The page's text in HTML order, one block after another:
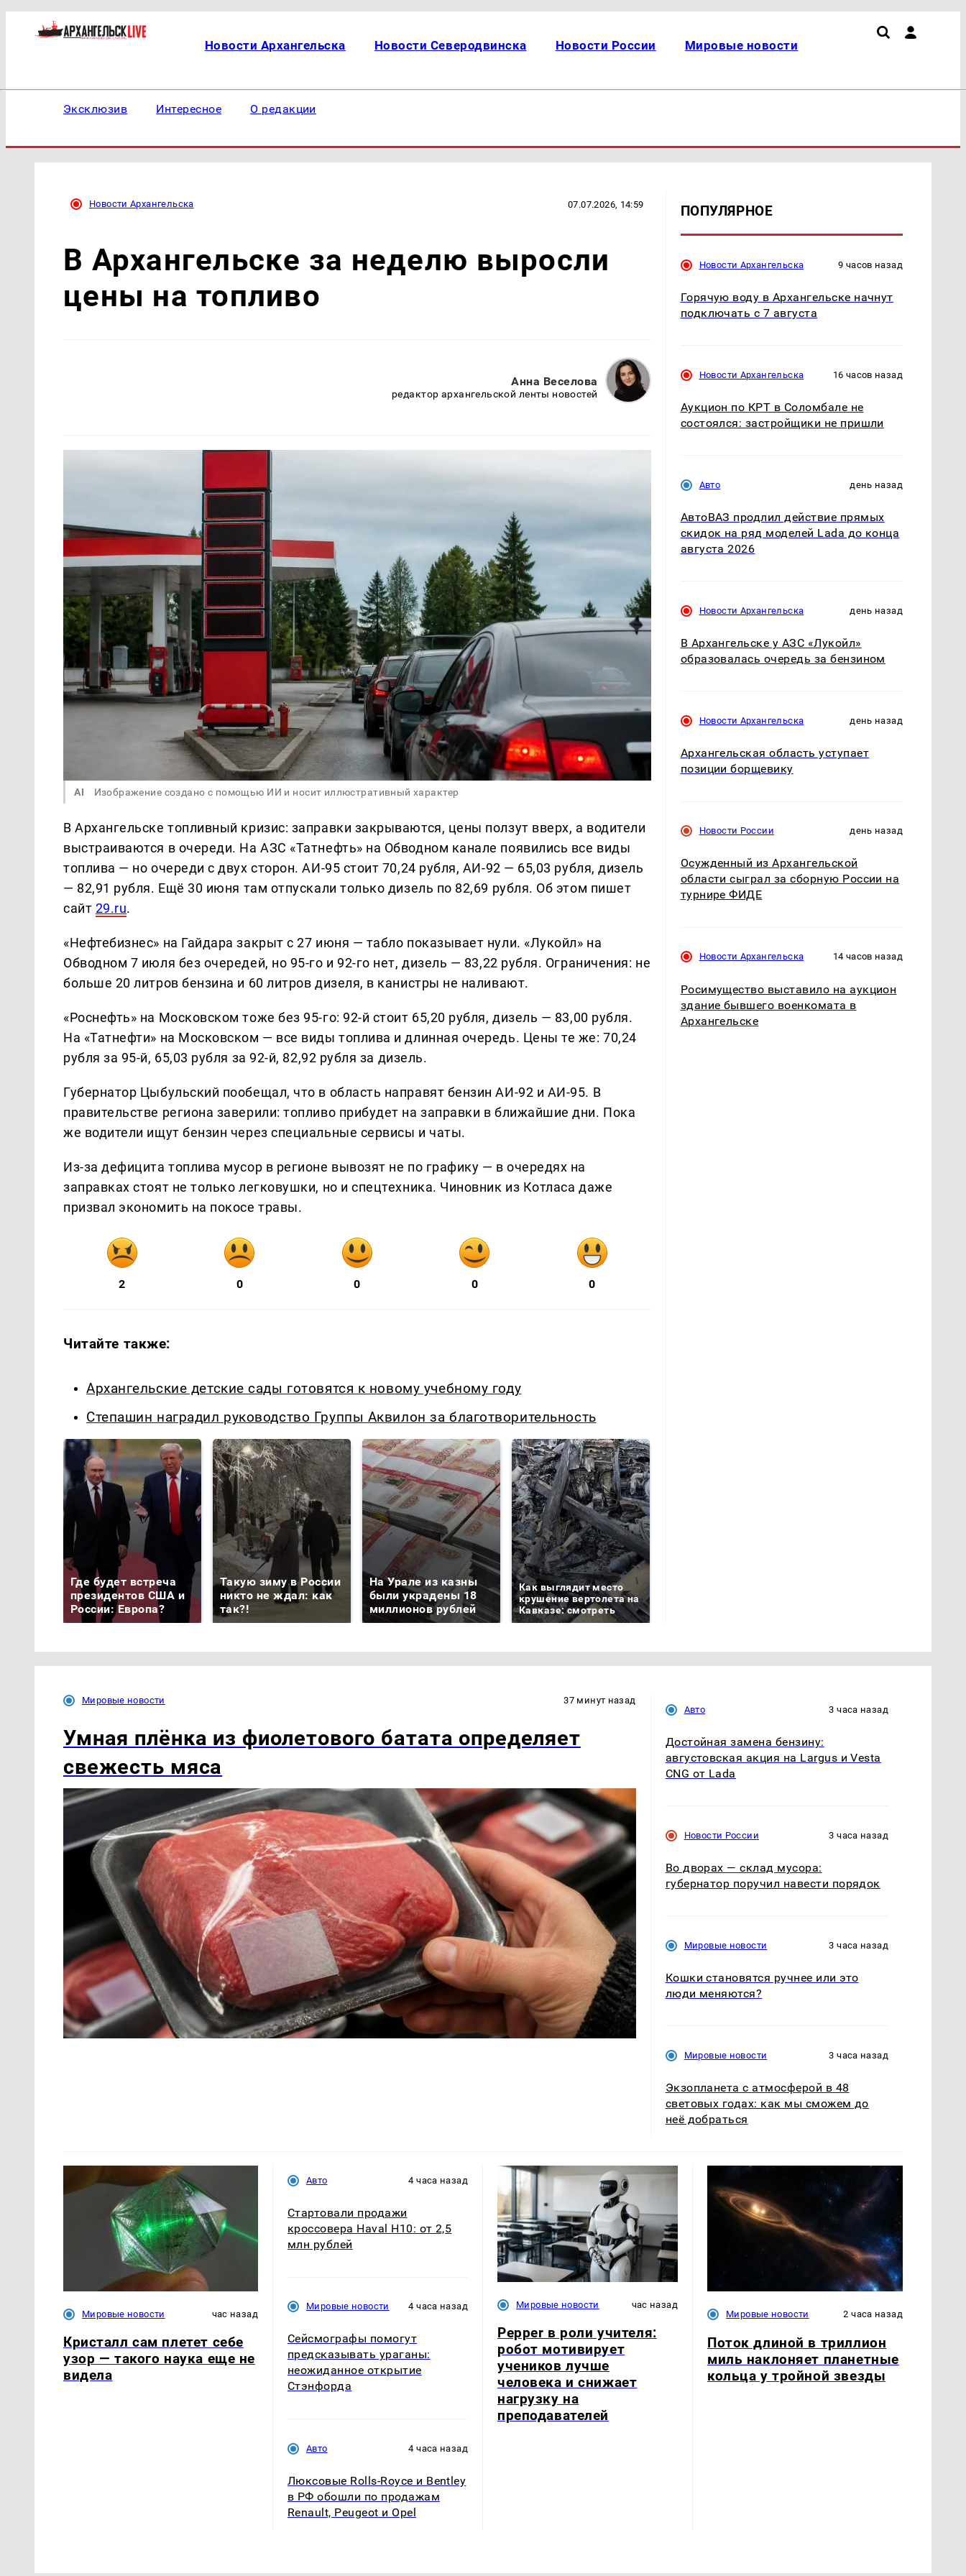
Новости Архангельска Новости Северодвинска Новости России Мировые новости
Эксклюзив Интересное О редакции
Новости Архангельска 07.07.2026, 14:59
В Архангельске за неделю выросли
цены на топливо
Анна Веселова
редактор архангельской ленты новостей
AI Изображение создано с помощью ИИ и носит иллюстративный характер
В Архангельске топливный кризис: заправки закрываются, цены ползут вверх, а водители
выстраиваются в очереди. На АЗС «Татнефть» на Обводном канале появились все виды
топлива — но очереди с двух сторон. АИ-95 стоит 70,24 рубля, АИ-92 — 65,03 рубля, дизель
— 82,91 рубля. Ещё 30 июня там отпускали только дизель по 82,69 рубля. Об этом пишет
сайт 29.ru.
«Нефтебизнес» на Гайдара закрыт с 27 июня — табло показывает нули. «Лукойл» на
Обводном 7 июля без очередей, но 95-го и 92-го нет, дизель — 83,22 рубля. Ограничения: не
больше 20 литров бензина и 60 литров дизеля, в канистры не наливают.
«Роснефть» на Московском тоже без 95-го: 92-й стоит 65,20 рубля, дизель — 83,00 рубля.
На «Татнефти» на Московском — все виды топлива и длинная очередь. Цены те же: 70,24
рубля за 95-й, 65,03 рубля за 92-й, 82,92 рубля за дизель.
Губернатор Цыбульский пообещал, что в область направят бензин АИ-92 и АИ-95. В
правительстве региона заверили: топливо прибудет на заправки в ближайшие дни. Пока
же водители ищут бензин через специальные сервисы и чаты.
Из-за дефицита топлива мусор в регионе вывозят не по графику — в очередях на
заправках стоят не только легковушки, но и спецтехника. Чиновник из Котласа даже
призвал экономить на покосе травы.
2 0 0 0 0
Читайте также:
Архангельские детские сады готовятся к новому учебному году
Степашин наградил руководство Группы Аквилон за благотворительность
Где будет встреча
президентов США и
России: Европа?
Такую зиму в России
никто не ждал: как
так?!
На Урале из казны
были украдены 18
миллионов рублей
Как выглядит место
крушение вертолета на
Кавказе: смотреть
ПОПУЛЯРНОЕ
Новости Архангельска 9 часов назад
Горячую воду в Архангельске начнут
подключать с 7 августа
Новости Архангельска 16 часов назад
Аукцион по КРТ в Соломбале не
состоялся: застройщики не пришли
Авто день назад
АвтоВАЗ продлил действие прямых
скидок на ряд моделей Lada до конца
августа 2026
Новости Архангельска день назад
В Архангельске у АЗС «Лукойл»
образовалась очередь за бензином
Новости Архангельска день назад
Архангельская область уступает
позиции борщевику
Новости России день назад
Осужденный из Архангельской
области сыграл за сборную России на
турнире ФИДЕ
Новости Архангельска 14 часов назад
Росимущество выставило на аукцион
здание бывшего военкомата в
Архангельске
Мировые новости 37 минут назад
Умная плёнка из фиолетового батата определяет
свежесть мяса
Авто 3 часа назад
Достойная замена бензину:
августовская акция на Largus и Vesta
CNG от Lada
Новости России 3 часа назад
Во дворах — склад мусора:
губернатор поручил навести порядок
Мировые новости 3 часа назад
Кошки становятся ручнее или это
люди меняются?
Мировые новости 3 часа назад
Экзопланета с атмосферой в 48
световых годах: как мы сможем до
неё добраться
Мировые новости час назад
Кристалл сам плетет себе
узор — такого наука еще не
видела
Авто 4 часа назад
Стартовали продажи
кроссовера Haval H10: от 2,5
млн рублей
Мировые новости 4 часа назад
Сейсмографы помогут
предсказывать ураганы:
неожиданное открытие
Стэнфорда
Авто 4 часа назад
Люксовые Rolls-Royce и Bentley
в РФ обошли по продажам
Renault, Peugeot и Opel
Мировые новости час назад
Pepper в роли учителя:
робот мотивирует
учеников лучше
человека и снижает
нагрузку на
преподавателей
Мировые новости 2 часа назад
Поток длиной в триллион
миль наклоняет планетные
кольца у тройной звезды